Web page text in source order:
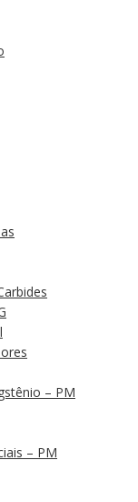
– PM
– PM